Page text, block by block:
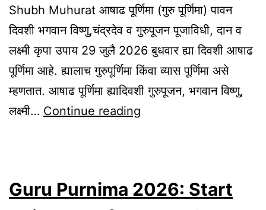
Shubh Muhurat आषाढ पूर्णिमा (गुरु पूर्णिमा) पावन
दिवशी भगवान विष्णु,चंद्रदेव व गुरुपूजन पूजाविधी, दान व
लक्ष्मी कृपा उपाय 29 जुलै 2026 बुधवार ह्या दिवशी आषाढ
पूर्णिमा आहे. ह्यालाच गुरुपूर्णिमा किंवा व्यास पूर्णिमा असे
म्हणतात. आषाढ पूर्णिमा ह्यादिवशी गुरुपूजन, भगवान विष्णु,
लक्ष्मी… Continue reading
|
Guru Purnima 2026: Start